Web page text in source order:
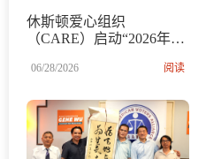
休斯顿爱心组织
（CARE）启动“2026年学
业携手献爱心
06/28/2026 阅读